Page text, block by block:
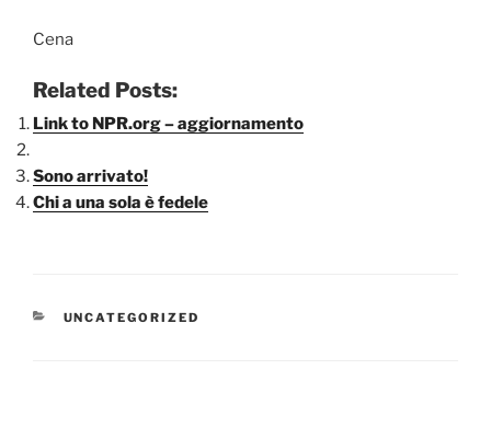
Cena
Related Posts:
Link to NPR.org – aggiornamento
Sono arrivato!
Chi a una sola è fedele
CATEGORIE
UNCATEGORIZED